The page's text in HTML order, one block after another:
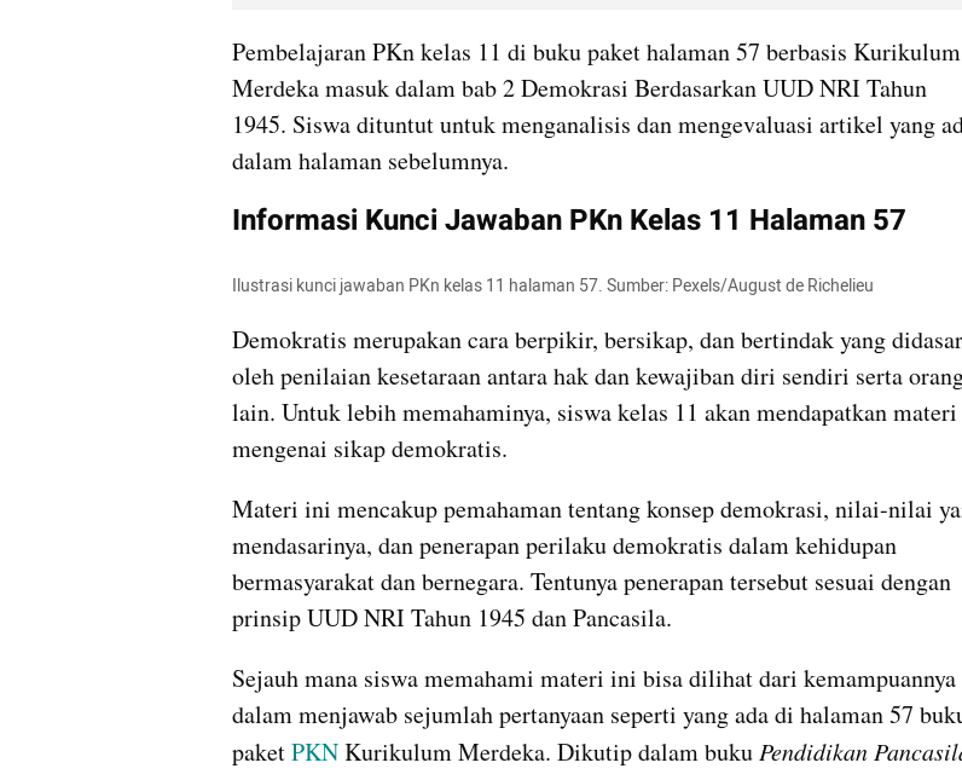
Pembelajaran PKn kelas 11 di buku paket halaman 57 berbasis Kurikulum
Merdeka masuk dalam bab 2 Demokrasi Berdasarkan UUD NRI Tahun
1945. Siswa dituntut untuk menganalisis dan mengevaluasi artikel yang
dalam halaman sebelumnya.
Informasi Kunci Jawaban PKn Kelas 11 Halaman 57
Ilustrasi kunci jawaban PKn kelas 11 halaman 57. Sumber: Pexels/August de Richelieu
Demokratis merupakan cara berpikir, bersikap, dan bertindak yang
oleh penilaian kesetaraan antara hak dan kewajiban diri sendiri serta
lain. Untuk lebih memahaminya, siswa kelas 11 akan mendapatkan materi
mengenai sikap demokratis.
Materi ini mencakup pemahaman tentang konsep demokrasi, nilai-nilai
mendasarinya, dan penerapan perilaku demokratis dalam kehidupan
bermasyarakat dan bernegara. Tentunya penerapan tersebut sesuai dengan
prinsip UUD NRI Tahun 1945 dan Pancasila.
Sejauh mana siswa memahami materi ini bisa dilihat dari kemampuannya
dalam menjawab sejumlah pertanyaan seperti yang ada di halaman 57
paket PKN Kurikulum Merdeka. Dikutip dalam buku Pendidikan